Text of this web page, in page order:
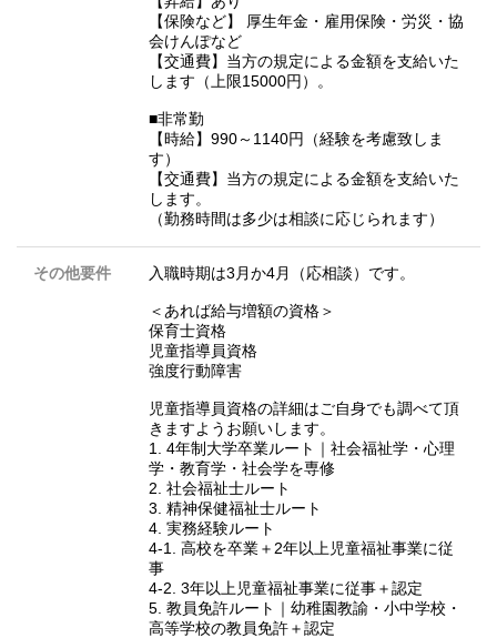
【保険など】 厚生年金・雇用保険・労災・協
会けんぽなど
【交通費】当方の規定による金額を支給いた
します（上限15000円）。
■非常勤
【時給】990～1140円（経験を考慮致しま
す）
【交通費】当方の規定による金額を支給いた
します。
（勤務時間は多少は相談に応じられます）
その他要件 入職時期は3月か4月（応相談）です。
＜あれば給与増額の資格＞
保育士資格
児童指導員資格
強度行動障害
児童指導員資格の詳細はご自身でも調べて頂
きますようお願いします。
1. 4年制大学卒業ルート｜社会福祉学・心理
学・教育学・社会学を専修
2. 社会福祉士ルート
3. 精神保健福祉士ルート
4. 実務経験ルート
4-1. 高校を卒業＋2年以上児童福祉事業に従
事
4-2. 3年以上児童福祉事業に従事＋認定
5. 教員免許ルート｜幼稚園教諭・小中学校・
高等学校の教員免許＋認定